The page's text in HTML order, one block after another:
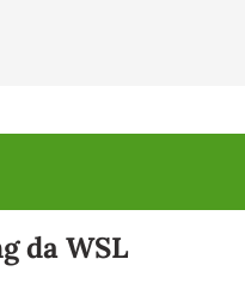
da WSL